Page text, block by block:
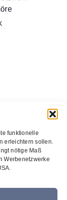
funktionelle
erleichtern sollen.
nötige Maß
Werbenetzwerke
Schöpfung«